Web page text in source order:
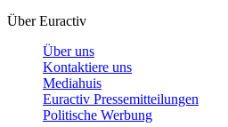
Über Euractiv
Über uns
Kontaktiere uns
Mediahuis
Euractiv Pressemitteilungen
Politische Werbung